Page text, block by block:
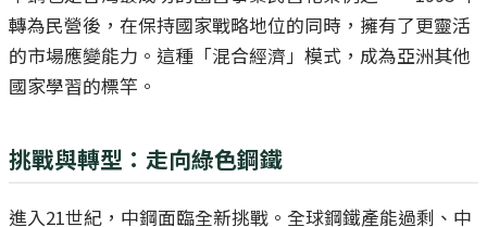
轉為民營後，在保持國家戰略地位的同時，擁有了更靈活
的市場應變能力。這種「混合經濟」模式，成為亞洲其他
國家學習的標竿。
挑戰與轉型：走向綠色鋼鐵
進入21世紀，中鋼面臨全新挑戰。全球鋼鐵產能過剩、中